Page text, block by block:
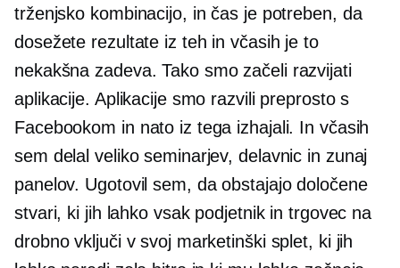
trženjsko kombinacijo, in čas je potreben, da
dosežete rezultate iz teh in včasih je to
nekakšna zadeva. Tako smo začeli razvijati
aplikacije. Aplikacije smo razvili preprosto s
Facebookom in nato iz tega izhajali. In včasih
sem delal veliko seminarjev, delavnic in zunaj
panelov. Ugotovil sem, da obstajajo določene
stvari, ki jih lahko vsak podjetnik in trgovec na
drobno vključi v svoj marketinški splet, ki jih